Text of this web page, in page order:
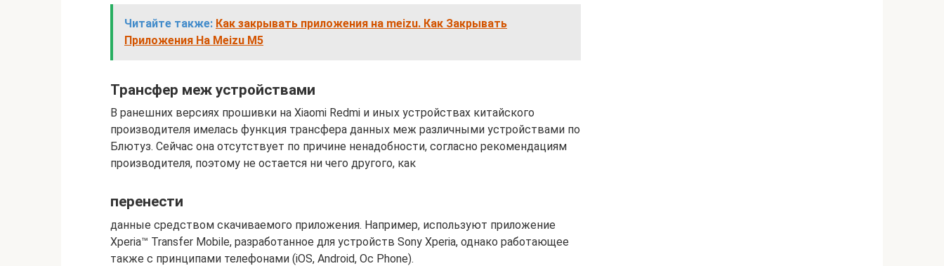
Читайте также: Как закрывать приложения на meizu. Как Закрывать
Приложения На Meizu M5
Трансфер меж устройствами
В ранешних версиях прошивки на Xiaomi Redmi и иных устройствах китайского
производителя имелась функция трансфера данных меж различными устройствами по
Блютуз. Сейчас она отсутствует по причине ненадобности, согласно рекомендациям
производителя, поэтому не остается ни чего другого, как
перенести
данные средством скачиваемого приложения. Например, используют приложение
Xperia™ Transfer Mobile, разработанное для устройств Sony Xperia, однако работающее
также с принципами телефонами (iOS, Android, Ос Phone).